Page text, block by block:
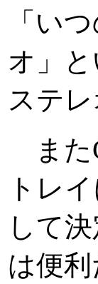
「い
オ」
ステ
また
トレ
して
は便利